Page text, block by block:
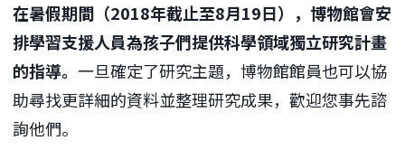
在暑假期間（2018年截止至8月19日），博物館會安
排學習支援人員為孩子們提供科學領域獨立研究計畫
的指導。 一旦確定了研究主題，博物館館員也可以協
助尋找更詳細的資料並整理研究成果，歡迎您事先諮
詢他們。